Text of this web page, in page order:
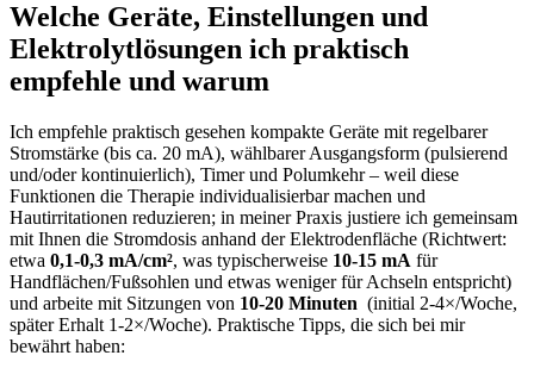
Welche Geräte, Einstellungen und
Elektrolytlösungen ‍ich⁢ praktisch
empfehle und warum
Ich empfehle praktisch gesehen kompakte Geräte‍ mit regelbarer
‍Stromstärke ​(bis ca. 20 mA), wählbarer Ausgangsform (pulsierend‍
und/oder ‍kontinuierlich), ⁣Timer und Polumkehr⁢ – weil diese
⁢Funktionen die⁣ Therapie ​individualisierbar machen‍ und
Hautirritationen reduzieren; in meiner Praxis⁤ justiere‌ ich gemeinsam
mit Ihnen die Stromdosis ⁤anhand der Elektrodenfläche (Richtwert:
etwa 0,1-0,3 mA/cm², was typischerweise 10-15 mA für ​
Handflächen/Fußsohlen und etwas weniger für Achseln⁣ entspricht)
und arbeite mit​ Sitzungen‍ von 10-20⁢ Minuten ‍ (initial 2-4×/Woche,
später ‌Erhalt 1-2×/Woche). Praktische Tipps, die sich bei​ mir
bewährt haben: